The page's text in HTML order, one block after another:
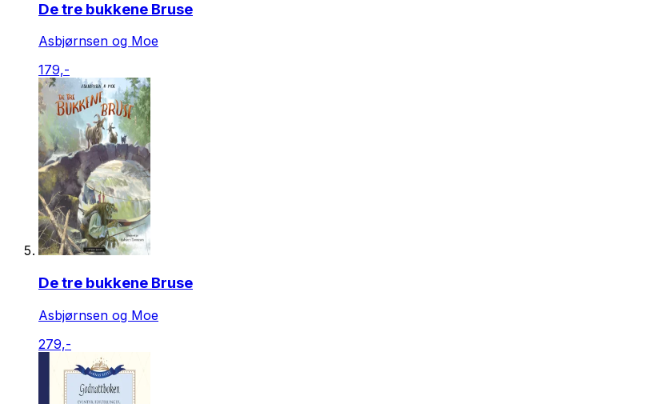
De tre bukkene Bruse
Asbjørnsen og Moe
179,-
De tre bukkene Bruse
Asbjørnsen og Moe
279,-